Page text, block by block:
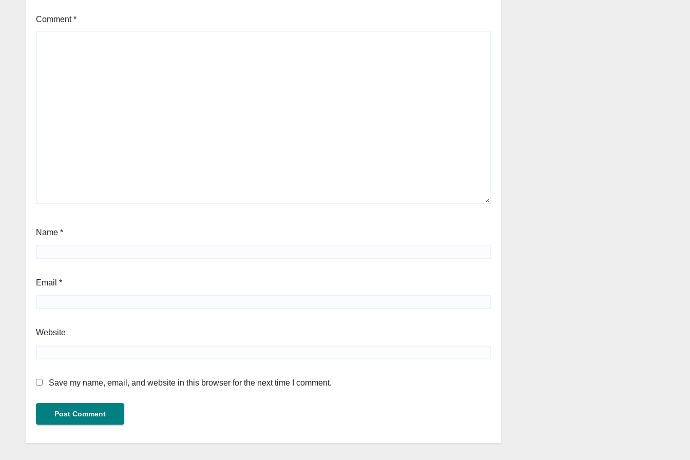
Comment*
Name *
Email *
Website
Save my name, email, and website in this browser for the next time I comment.